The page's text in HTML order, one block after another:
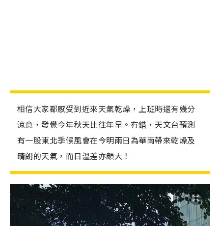
相信大家都感受到近來天氣乾燥，上班時還有幾分
涼意，發覺今年秋天比往年早。冇錯，天文台預測
有一股東北季候風會在今明兩日為華南帶來乾燥及
晴朗的天氣，而日溫差亦頗大！